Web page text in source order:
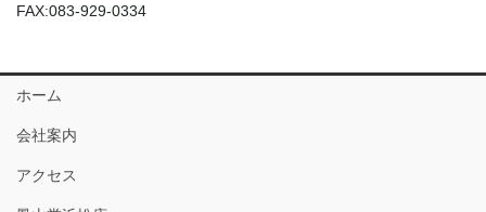
FAX:083-929-0334
ホーム
会社案内
アクセス